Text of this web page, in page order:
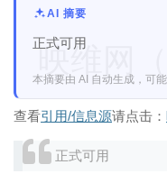
AI 摘要
正式可用
本摘要由 AI 自动生成，可
查看引用/信息源请点击：
正式可用
映维网